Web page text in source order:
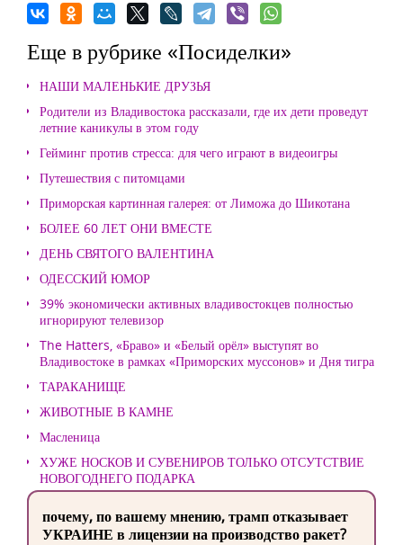
Еще в рубрике «Посиделки»
НАШИ МАЛЕНЬКИЕ ДРУЗЬЯ
Родители из Владивостока рассказали, где их дети проведут
летние каникулы в этом году
Гейминг против стресса: для чего играют в видеоигры
Путешествия с питомцами
Приморская картинная галерея: от Лиможа до Шикотана
БОЛЕЕ 60 ЛЕТ ОНИ ВМЕСТЕ
ДЕНЬ СВЯТОГО ВАЛЕНТИНА
ОДЕССКИЙ ЮМОР
39% экономически активных владивостокцев полностью
игнорируют телевизор
The Hatters, «Браво» и «Белый орёл» выступят во
Владивостоке в рамках «Приморских муссонов» и Дня тигра
ТАРАКАНИЩЕ
ЖИВОТНЫЕ В КАМНЕ
Масленица
ХУЖЕ НОСКОВ И СУВЕНИРОВ ТОЛЬКО ОТСУТСТВИЕ
НОВОГОДНЕГО ПОДАРКА
почему, по вашему мнению, трамп отказывает
УКРАИНЕ в лицензии на производство ракет?